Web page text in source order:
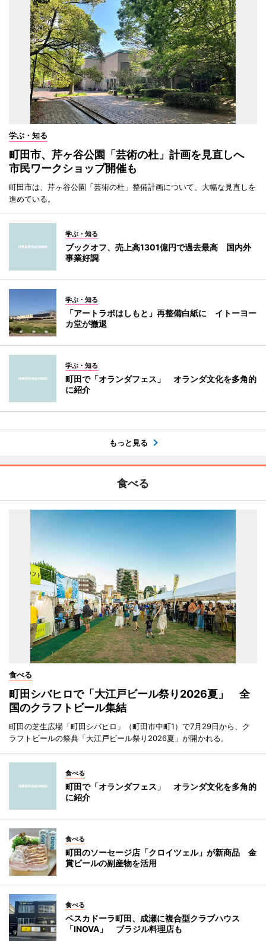
学ぶ・知る
町田市、芹ヶ谷公園「芸術の杜」計画を見直しへ
市民ワークショップ開催も
町田市は、芹ヶ谷公園「芸術の杜」整備計画について、大幅な見直しを
進めている。
学ぶ・知る
ブックオフ、売上高1301億円で過去最高 国内外
事業好調
学ぶ・知る
「アートラボはしもと」再整備白紙に イトーヨー
カ堂が撤退
学ぶ・知る
町田で「オランダフェス」 オランダ文化を多角的
に紹介
もっと見る
食べる
食べる
町田シバヒロで「大江戸ビール祭り2026夏」 全
国のクラフトビール集結
町田の芝生広場「町田シバヒロ」（町田市中町1）で7月29日から、ク
ラフトビールの祭典「大江戸ビール祭り2026夏」が開かれる。
食べる
町田で「オランダフェス」 オランダ文化を多角的
に紹介
食べる
町田のソーセージ店「クロイツェル」が新商品 金
賞ビールの副産物を活用
食べる
ペスカドーラ町田、成瀬に複合型クラブハウス
「INOVA」 ブラジル料理店も